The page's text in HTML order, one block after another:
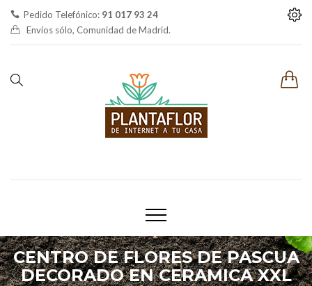
Pedido Telefónico: 91 017 93 24
Envíos sólo, Comunidad de Madrid.
CENTRO DE FLORES DE PASCUA
DECORADO EN CERAMICA XXL